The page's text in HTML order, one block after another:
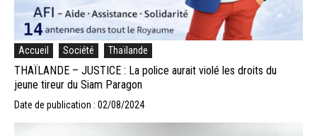
Accueil Société Thaïlande
THAÏLANDE – JUSTICE : La police aurait violé les droits du
jeune tireur du Siam Paragon
Date de publication : 02/08/2024